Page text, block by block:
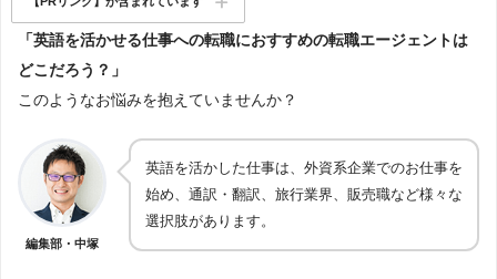
「英語を活かせる仕事への転職におすすめの転職エージェントは
どこだろう？」
このようなお悩みを抱えていませんか？
編集部・中塚
英語を活かした仕事は、外資系企業でのお仕事を
始め、通訳・翻訳、旅行業界、販売職など様々な
選択肢があります。